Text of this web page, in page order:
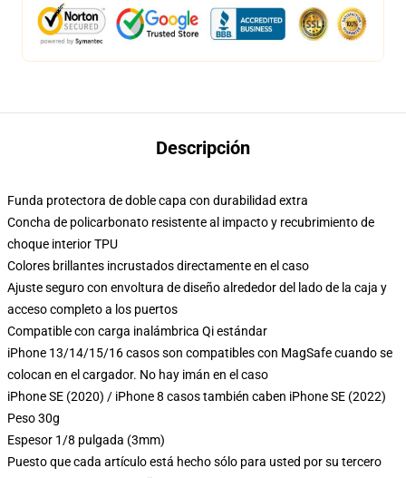
Descripción
Funda protectora de doble capa con durabilidad extra
Concha de policarbonato resistente al impacto y recubrimiento de
choque interior TPU
Colores brillantes incrustados directamente en el caso
Ajuste seguro con envoltura de diseño alrededor del lado de la caja y
acceso completo a los puertos
Compatible con carga inalámbrica Qi estándar
iPhone 13/14/15/16 casos son compatibles con MagSafe cuando se
colocan en el cargador. No hay imán en el caso
iPhone SE (2020) / iPhone 8 casos también caben iPhone SE (2022)
Peso 30g
Espesor 1/8 pulgada (3mm)
Puesto que cada artículo está hecho sólo para usted por su tercero